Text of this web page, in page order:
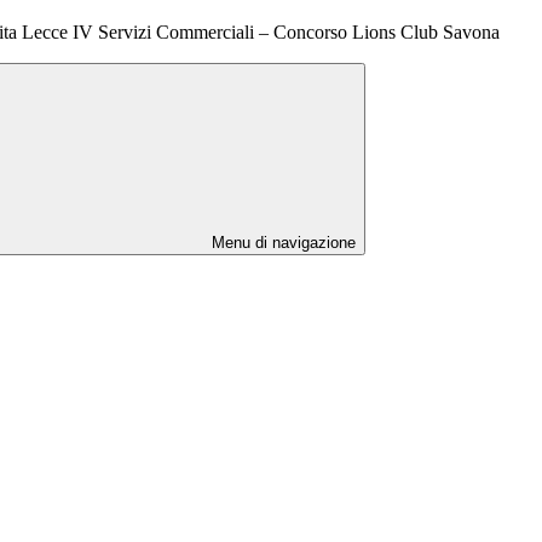
Lecce IV Servizi Commerciali – Concorso Lions Club Savona
Menu di navigazione